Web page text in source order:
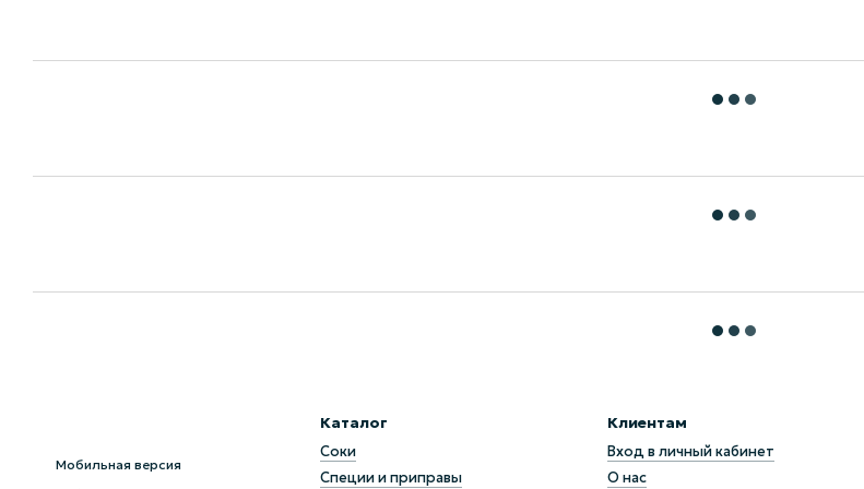
Мобильная версия
Каталог
Соки
Специи и приправы
Клиентам
Вход в личный кабинет
О нас